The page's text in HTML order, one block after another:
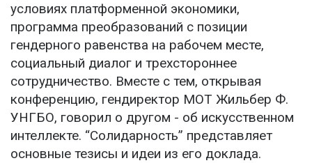
условиях платформенной экономики,
программа преобразований с позиции
гендерного равенства на рабочем месте,
социальный диалог и трехстороннее
сотрудничество. Вместе с тем, открывая
конференцию, гендиректор МОТ Жильбер Ф.
УНГБО, говорил о другом - об искусственном
интеллекте. “Солидарность” представляет
основные тезисы и идеи из его доклада.